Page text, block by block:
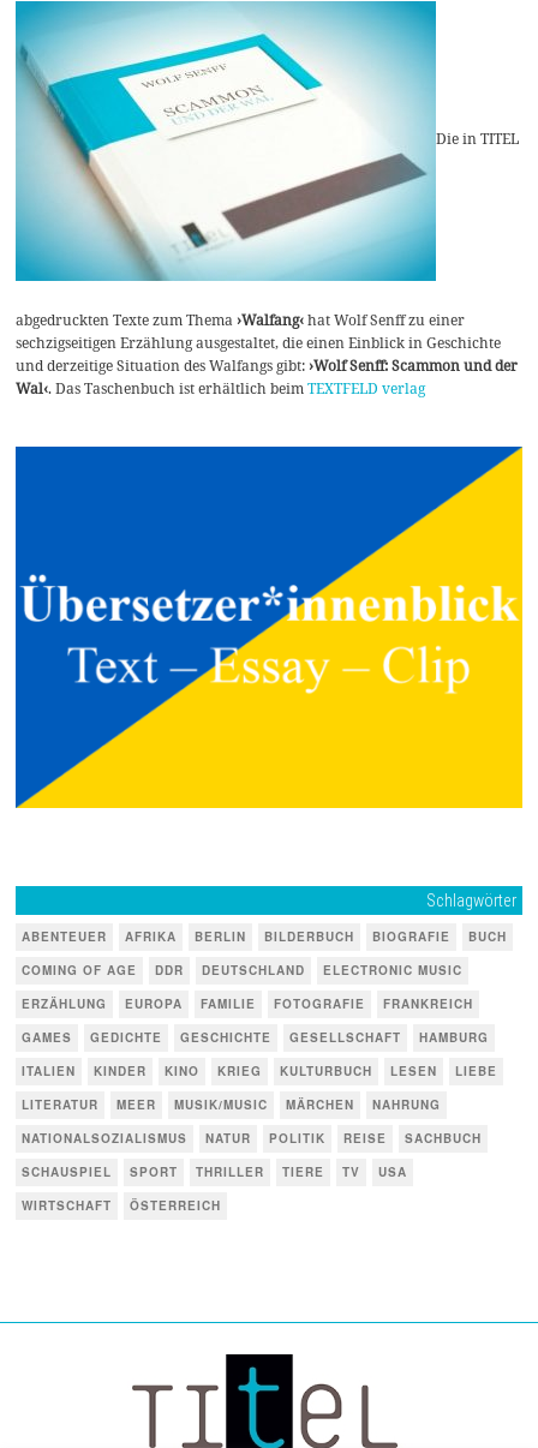
Die in TITEL
abgedruckten Texte zum Thema›Walfang‹hat Wolf Senff zu einer
sechzigseitigen Erzählung ausgestaltet, die einen Einblick in Geschichte
und derzeitige Situation des Walfangs gibt:›Wolf Senff: Scammon und der
Wal‹. Das Taschenbuch ist erhältlich beimTEXTFELD verlag
Schlagwörter
ABENTEUER AFRIKA BERLIN BILDERBUCH BIOGRAFIE
BUCH
COMING OF AGE
DDR DEUTSCHLAND
ELECTRONIC MUSIC
ERZÄHLUNG
EUROPA FAMILIE FOTOGRAFIE
FRANKREICH
GAMES
GEDICHTE GESCHICHTE GESELLSCHAFT
HAMBURG
ITALIEN
KINDER KINO KRIEG KULTURBUCH LESEN
LIEBE
LITERATUR
MEER MUSIK/MUSIC MÄRCHEN
NAHRUNG
NATIONALSOZIALISMUS
NATUR POLITIK REISE
SACHBUCH
SCHAUSPIEL
SPORT THRILLER TIERE TV
USA
WIRTSCHAFT
ÖSTERREICH